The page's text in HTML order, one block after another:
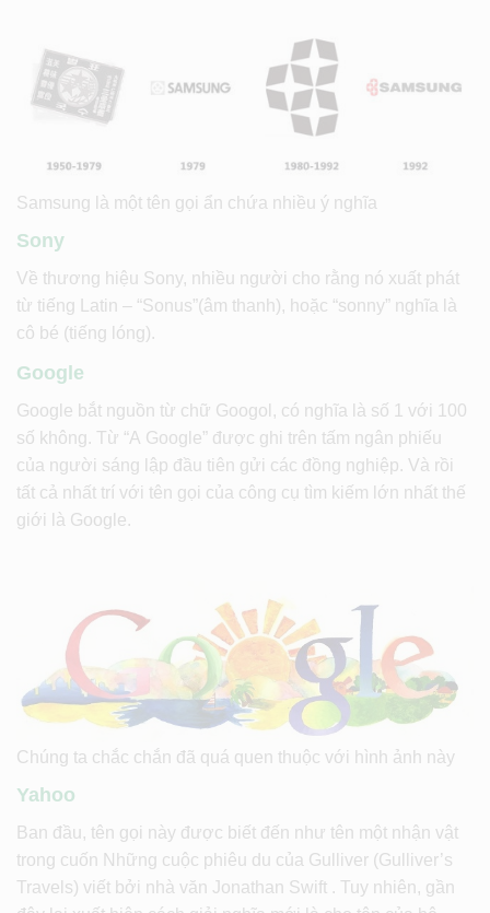
Samsung là một tên gọi ẩn chứa nhiều ý nghĩa
Sony
Về thương hiệu Sony, nhiều người cho rằng nó xuất phát
từ tiếng Latin – “Sonus”(âm thanh), hoặc “sonny” nghĩa là
cô bé (tiếng lóng).
Google
Google bắt nguồn từ chữ Googol, có nghĩa là số 1 với 100
số không. Từ “A Google” được ghi trên tấm ngân phiếu
của người sáng lập đầu tiên gửi các đồng nghiệp. Và rồi
tất cả nhất trí với tên gọi của công cụ tìm kiếm lớn nhất thế
giới là Google.
Chúng ta chắc chắn đã quá quen thuộc với hình ảnh này
Yahoo
Ban đầu, tên gọi này được biết đến như tên một nhận vật
trong cuốn Những cuộc phiêu du của Gulliver (Gulliver’s
Travels) viết bởi nhà văn Jonathan Swift . Tuy nhiên, gần